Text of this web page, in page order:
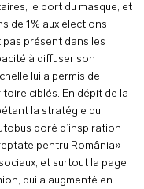
le port du masque, et
de 1% aux élections
pas présent dans les
à diffuser son
lui a permis de
ciblés. En dépit de la
la stratégie du
doré d’inspiration
pentru România»
et surtout la page
qui a augmenté en